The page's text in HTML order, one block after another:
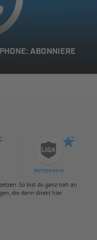
ABONNIERE
Wettbewerb
So bist du ganz nah an
die dann direkt hier